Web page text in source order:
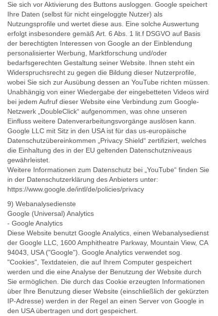
Sie sich vor Aktivierung des Buttons ausloggen. Google speichert
Ihre Daten (selbst für nicht eingeloggte Nutzer) als
Nutzungsprofile und wertet diese aus. Eine solche Auswertung
erfolgt insbesondere gemäß Art. 6 Abs. 1 lit.f DSGVO auf Basis
der berechtigten Interessen von Google an der Einblendung
personalisierter Werbung, Marktforschung und/oder
bedarfsgerechten Gestaltung seiner Website. Ihnen steht ein
Widerspruchsrecht zu gegen die Bildung dieser Nutzerprofile,
wobei Sie sich zur Ausübung dessen an YouTube richten müssen.
Unabhängig von einer Wiedergabe der eingebetteten Videos wird
bei jedem Aufruf dieser Website eine Verbindung zum Google-
Netzwerk „DoubleClick“ aufgenommen, was ohne unseren
Einfluss weitere Datenverarbeitungsvorgänge auslösen kann.
Google LLC mit Sitz in den USA ist für das us-europäische
Datenschutzübereinkommen „Privacy Shield“ zertifiziert, welches
die Einhaltung des in der EU geltenden Datenschutzniveaus
gewährleistet.
Weitere Informationen zum Datenschutz bei „YouTube“ finden Sie
in der Datenschutzerklärung des Anbieters unter:
https://www.google.de/intl/de/policies/privacy
9) Webanalysedienste
Google (Universal) Analytics
- Google Analytics
Diese Website benutzt Google Analytics, einen Webanalysedienst
der Google LLC, 1600 Amphitheatre Parkway, Mountain View, CA
94043, USA ("Google"). Google Analytics verwendet sog.
"Cookies", Textdateien, die auf Ihrem Computer gespeichert
werden und die eine Analyse der Benutzung der Website durch
Sie ermöglichen. Die durch das Cookie erzeugten Informationen
über Ihre Benutzung dieser Website (einschließlich der gekürzten
IP-Adresse) werden in der Regel an einen Server von Google in
den USA übertragen und dort gespeichert.